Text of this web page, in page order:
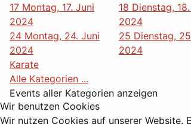
17 Montag, 17. Juni
2024
18 Dienstag,
2024
24 Montag, 24. Juni
2024
25 Dienstag,
2024
Karate
Alle Kategorien ...
Events aller Kategorien anzeigen
Wir benutzen Cookies
Wir nutzen Cookies auf unserer Website.